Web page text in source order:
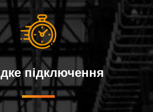
підключення